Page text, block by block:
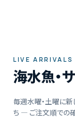
LIVE ARRIVALS
海水魚・
毎週水曜・土曜に
ち — ご注文順での